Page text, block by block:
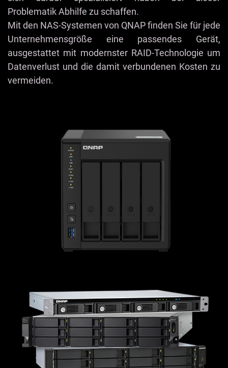
Problematik Abhilfe zu schaffen.
Mit den NAS-Systemen von QNAP finden Sie für jede
Unternehmensgröße eine passendes Gerät,
ausgestattet mit modernster RAID-Technologie um
Datenverlust und die damit verbundenen Kosten zu
vermeiden.